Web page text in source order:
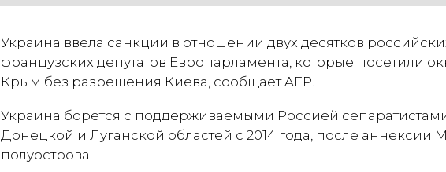
Украина ввела санкции в отношении двух десятков
французских депутатов Европарламента, которые посетили
Крым без разрешения Киева, сообщает AFP.
Украина борется с поддерживаемыми Россией
Донецкой и Луганской областей с 2014 года, после аннексии
полуострова.